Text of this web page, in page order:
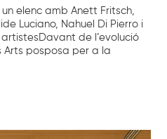
elenc amb Anett Fritsch,
Luciano, Nahuel Di Pierro i
de l’evolució
posposa per a la